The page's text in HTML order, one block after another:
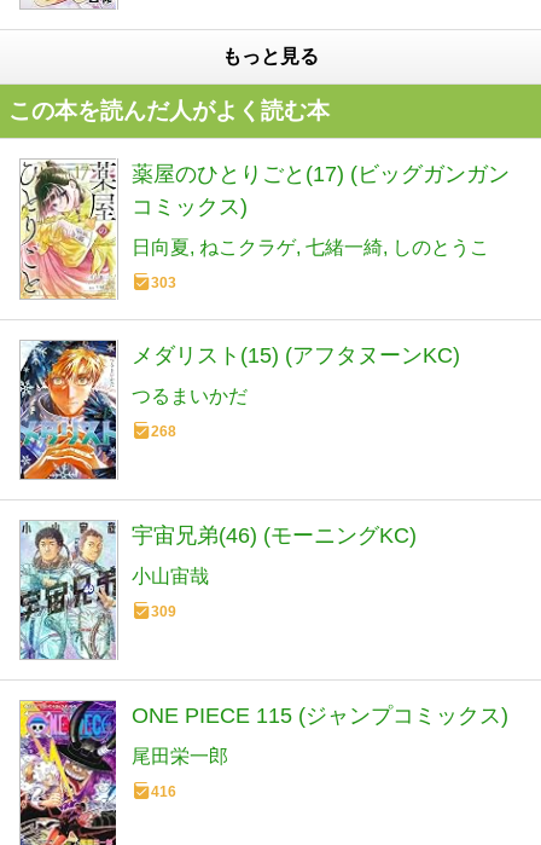
もっと見る
この本を読んだ人がよく読む本
薬屋のひとりごと(17) (ビッグガンガン
コミックス)
日向夏 ねこクラゲ 七緒一綺 しのとうこ
303
メダリスト(15) (アフタヌーンKC)
つるまいかだ
268
宇宙兄弟(46) (モーニングKC)
小山宙哉
309
ONE PIECE 115 (ジャンプコミックス)
尾田栄一郎
416